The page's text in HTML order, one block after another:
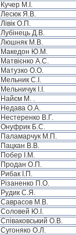
Кучер М.І.
Лесюк Я.В.
Лівік О.П.
Лубінець Д.В.
Люшняк М.В.
Македон Ю.М.
Матвієнко А.С.
Матузко О.О.
Мельник С.І.
Мельничук І.І.
Найєм М. .
Недава О.А.
Нестеренко В.Г.
Онуфрик Б.С.
Паламарчук М.П.
Пацкан В.В.
Побер І.М.
Продан О.П.
Рибак І.П.
Різаненко П.О.
Рудик С.Я.
Саврасов М.В.
Соловей Ю.І.
Співаковський О.В.
Сугоняко О.Л.